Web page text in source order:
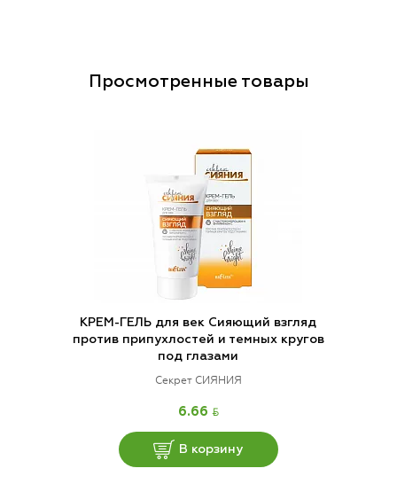
Просмотренные товары
КРЕМ-ГЕЛЬ для век Сияющий взгляд
против припухлостей и темных кругов
под глазами
Секрет СИЯНИЯ
6.66 BYN
В корзину